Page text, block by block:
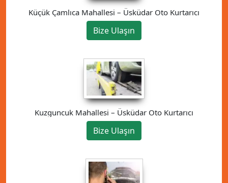
Küçük Çamlıca Mahallesi – Üsküdar Oto Kurtarıcı
Bize Ulaşın
Kuzguncuk Mahallesi – Üsküdar Oto Kurtarıcı
Bize Ulaşın